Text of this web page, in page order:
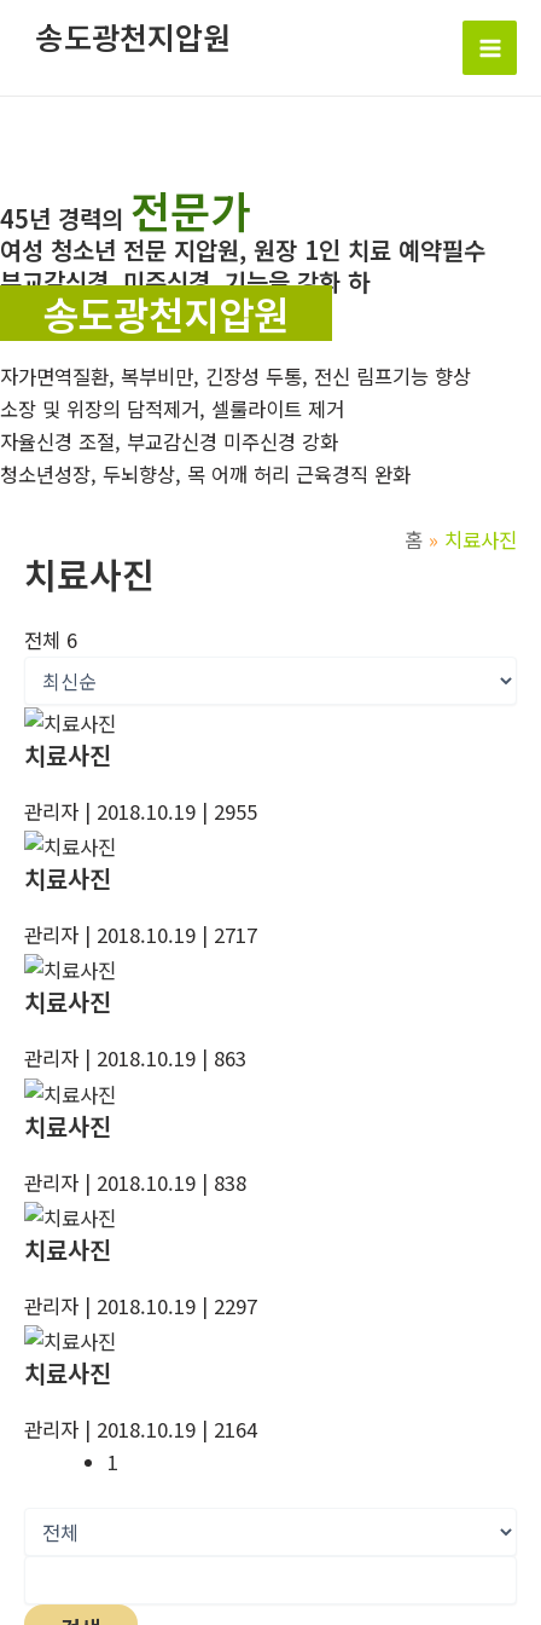
뛰
기
송도광천지압원
Main
45년 경력의 전문가
여성 청소년 전문 지압원, 원장 1인 치료 예약필수
부교감신경, 미주신경, 기능을 강화 하
송도광천지압원
자가면역질환, 복부비만, 긴장성 두통, 전신 림프기능 향상
소장 및 위장의 담적제거, 셀룰라이트 제거
자율신경 조절, 부교감신경 미주신경 강화
청소년성장, 두뇌향상, 목 어깨 허리 근육경직 완화
홈 치료사진
치료사진
전체 6
치료사진
관리자 | 2018.10.19 | 2955
치료사진
관리자 | 2018.10.19 | 2717
치료사진
관리자 | 2018.10.19 | 863
치료사진
관리자 | 2018.10.19 | 838
치료사진
관리자 | 2018.10.19 | 2297
치료사진
관리자 | 2018.10.19 | 2164
1